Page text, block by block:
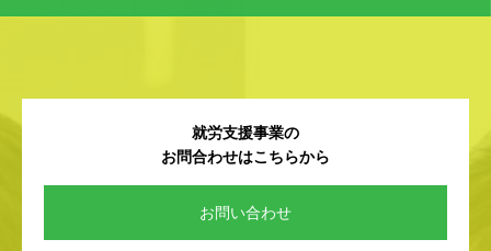
就労支援事業の
お問合わせはこちらから
お問い合わせ